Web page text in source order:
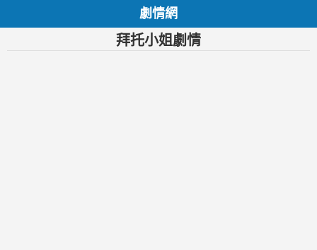
劇情網
拜托小姐劇情